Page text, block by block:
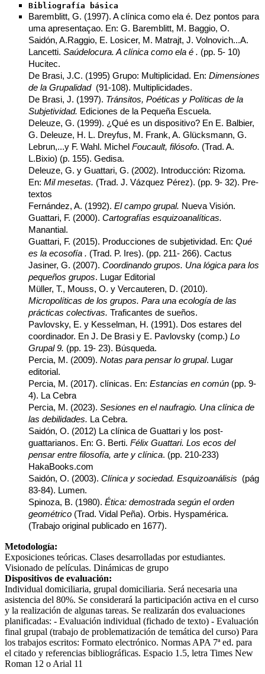
Bibliografía básica
Baremblitt, G. (1997). A clínica como ela é. Dez pontos para
uma apresentaçao. En: G. Baremblitt, M. Baggio, O.
Saidón, A.Raggio, E. Losicer, M. Matrajt, J. Volnovich...A.
Lancetti. Saúdelocura. A clínica como ela é . (pp. 5- 10)
Hucitec.
De Brasi, J.C. (1995) Grupo: Multiplicidad. En: Dimensiones
de la Grupalidad (91-108). Multiplicidades.
De Brasi, J. (1997). Tránsitos, Poéticas y Políticas de la
Subjetividad. Ediciones de la Pequeña Escuela.
Deleuze, G. (1999). ¿Qué es un dispositivo? En E. Balbier,
G. Deleuze, H. L. Dreyfus, M. Frank, A. Glücksmann, G.
Lebrun,...y F. Wahl. Michel Foucault, filósofo. (Trad. A.
L.Bixio) (p. 155). Gedisa.
Deleuze, G. y Guattari, G. (2002). Introducción: Rizoma.
En: Mil mesetas. (Trad. J. Vázquez Pérez). (pp. 9- 32). Pre-
textos
Fernández, A. (1992). El campo grupal. Nueva Visión.
Guattari, F. (2000). Cartografías esquizoanalíticas.
Manantial.
Guattari, F. (2015). Producciones de subjetividad. En: Qué
es la ecosofía . (Trad. P. Ires). (pp. 211- 266). Cactus
Jasiner, G. (2007). Coordinando grupos. Una lógica para los
pequeños grupos. Lugar Editorial
Müller, T., Mouss, O. y Vercauteren, D. (2010).
Micropolíticas de los grupos. Para una ecología de las
prácticas colectivas. Traficantes de sueños.
Pavlovsky, E. y Kesselman, H. (1991). Dos estares del
coordinador. En J. De Brasi y E. Pavlovsky (comp.) Lo
Grupal 9. (pp. 19- 23). Búsqueda.
Percia, M. (2009). Notas para pensar lo grupal. Lugar
editorial.
Percia, M. (2017). clínicas. En: Estancias en común (pp. 9-
4). La Cebra
Percia, M. (2023). Sesiones en el naufragio. Una clínica de
las debilidades. La Cebra.
Saidón, O. (2012) La clínica de Guattari y los post-
guattarianos. En: G. Berti. Félix Guattari. Los ecos del
pensar entre filosofía, arte y clínica. (pp. 210-233)
HakaBooks.com
Saidón, O. (2003). Clínica y sociedad. Esquizoanálisis
(pág
83-84). Lumen.
Spinoza, B. (1980). Ética: demostrada según el orden
geométrico (Trad. Vidal Peña). Orbis. Hyspamérica.
(Trabajo original publicado en 1677).
Metodología:
Exposiciones teóricas. Clases desarrolladas por estudiantes.
Visionado de películas. Dinámicas de grupo
Dispositivos de evaluación:
Individual domiciliaria, grupal domiciliaria. Será necesaria una
asistencia del 80%. Se considerará la participación activa en el curso
y la realización de algunas tareas. Se realizarán dos evaluaciones
planificadas: - Evaluación individual (fichado de texto) - Evaluación
final grupal (trabajo de problematización de temática del curso) Para
los trabajos escritos: Formato electrónico. Normas APA 7ª ed. para
el citado y referencias bibliográficas. Espacio 1.5, letra Times New
Roman 12 o Arial 11